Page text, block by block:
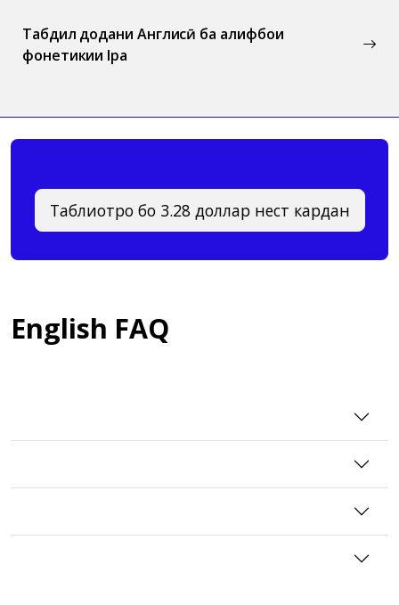
Табдил додани Англисӣ ба алифбои
фонетикии Ipa
Таблиғотро бо 3.28 доллар нест кардан
English FAQ